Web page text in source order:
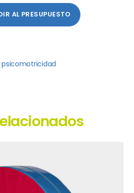
AL PRESUPUESTO